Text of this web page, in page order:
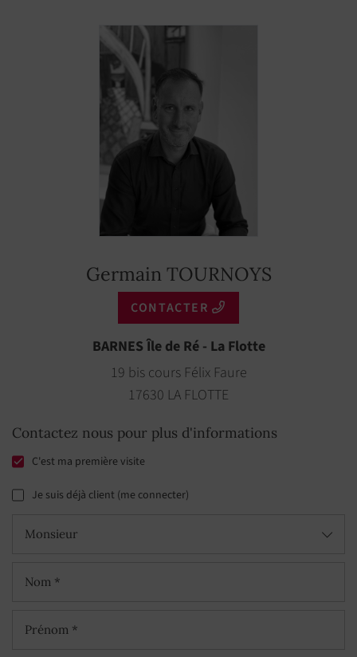
Germain TOURNOYS
CONTACTER
BARNES Île de Ré - La Flotte
19 bis cours Félix Faure
17630 LA FLOTTE
Contactez nous pour plus d'informations
C'est ma première visite
Je suis déjà client (me connecter)
Monsieur